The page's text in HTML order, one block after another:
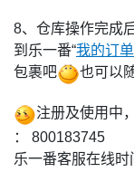
8、仓库操作完成
到乐一番“我的订单
包裹吧
也可以
注册及使用中
： 800183745
乐一番客服在线